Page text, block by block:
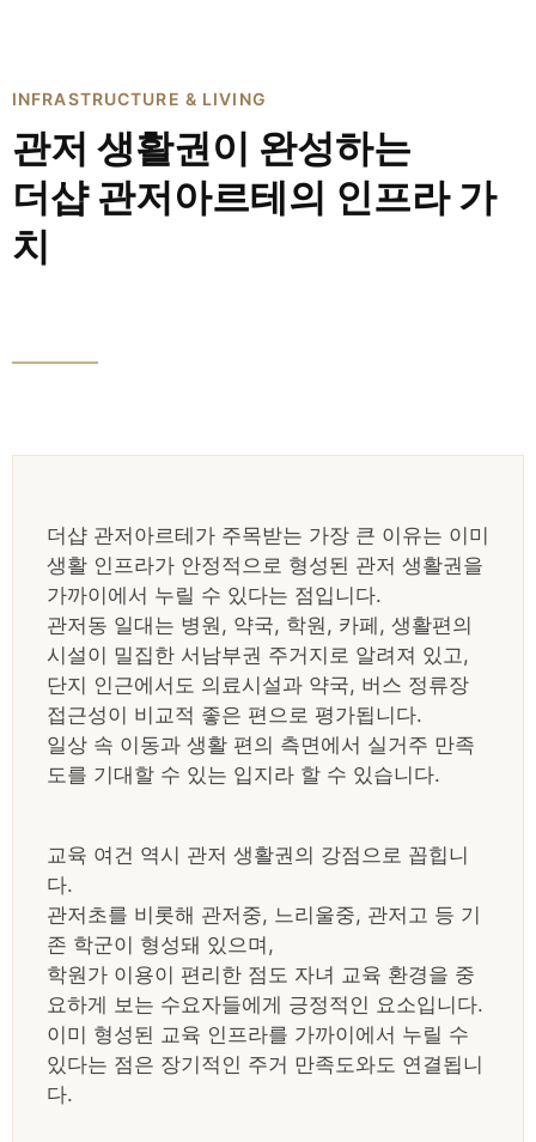
INFRASTRUCTURE & LIVING
관저 생활권이 완성하는
더샵 관저아르테의 인프라 가
치
더샵 관저아르테가 주목받는 가장 큰 이유는 이미
생활 인프라가 안정적으로 형성된 관저 생활권을
가까이에서 누릴 수 있다는 점입니다.
관저동 일대는 병원, 약국, 학원, 카페, 생활편의
시설이 밀집한 서남부권 주거지로 알려져 있고,
단지 인근에서도 의료시설과 약국, 버스 정류장
접근성이 비교적 좋은 편으로 평가됩니다.
일상 속 이동과 생활 편의 측면에서 실거주 만족
도를 기대할 수 있는 입지라 할 수 있습니다.
교육 여건 역시 관저 생활권의 강점으로 꼽힙니
다.
관저초를 비롯해 관저중, 느리울중, 관저고 등 기
존 학군이 형성돼 있으며,
학원가 이용이 편리한 점도 자녀 교육 환경을 중
요하게 보는 수요자들에게 긍정적인 요소입니다.
이미 형성된 교육 인프라를 가까이에서 누릴 수
있다는 점은 장기적인 주거 만족도와도 연결됩니
다.